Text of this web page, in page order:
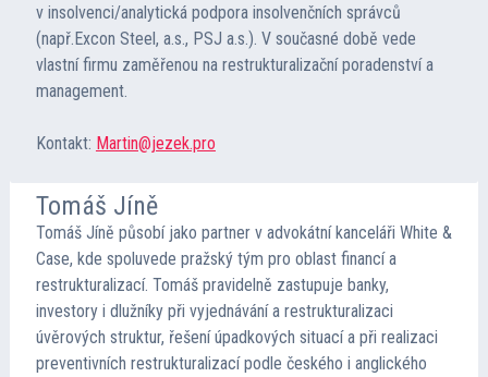
v insolvenci/analytická podpora insolvenčních správců
(např.Excon Steel, a.s., PSJ a.s.). V současné době vede
vlastní firmu zaměřenou na restrukturalizační poradenství a
management.
Kontakt: Martin@jezek.pro
Tomáš Jíně
Tomáš Jíně působí jako partner v advokátní kanceláři White &
Case, kde spoluvede pražský tým pro oblast financí a
restrukturalizací. Tomáš pravidelně zastupuje banky,
investory i dlužníky při vyjednávání a restrukturalizaci
úvěrových struktur, řešení úpadkových situací a při realizaci
preventivních restrukturalizací podle českého i anglického